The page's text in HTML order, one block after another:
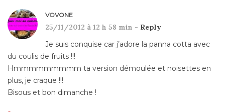
VOVONE
25/11/2012 à 12 h 58 min - Reply
Je suis conquise car j’adore la panna cotta avec
du coulis de fruits !!!
Hmmmmmmmmm ta version démoulée et noisettes en
plus, je craque !!!
Bisous et bon dimanche !